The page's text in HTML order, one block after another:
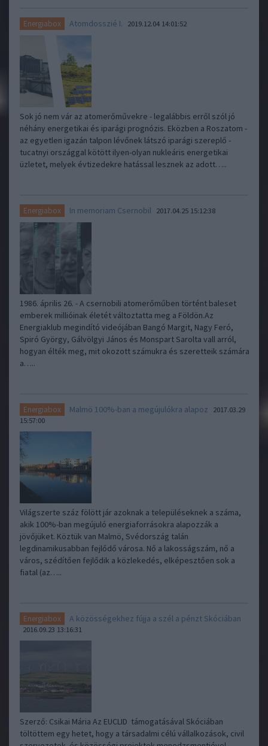
Energiabox Atomdosszié I. 2019.12.04 14:01:52
Sok jó nem vár az atomerőművekre - legalábbis erről szól jó
néhány energetikai és iparági prognózis. Eközben a Roszatom -
az egyetlen igazán talpon lévőnek látszó iparági szereplő -
tucatnyi országgal kötött ilyen-olyan nukleáris energetikai
üzletet, melyek évtizedekre hatással lesznek az adott…..
Energiabox In memoriam Csernobil 2017.04.25 15:12:38
1986. április 26. - A csernobili atomerőműben történt baleset
emberek millióinak életét változtatta meg a Földön.Az
Energiaklub megindító videójában Bangó Margit, Nagy Feró,
Spiró György, Gálvölgyi János és Monspart Sarolta vall arról,
hogyan élték meg, mit okozott számukra és szeretteik számára
a…..
Energiabox Malmö 100%-ban a megújulókra alapoz
2017.03.29
15:57:00
Világszerte száz fölött jár azoknak a településeknek a száma,
akik 100%-ban megújuló energiaforrásokra alapozzák a
jövőjüket. Köztük van Malmö, Svédország talán
legdinamikusabban fejlődő városa. Nő a lakosságszám, nő a
város, szédítően fejlődik a közlekedés, elképesztően sok a
fiatal (az…..
Energiabox A közösségekhez fújja a szél a pénzt Skóciában
2016.09.23 13:16:31
Szerző: Csikai Mária Az EUCLID támogatásával Skóciában
töltöttem egy hetet, hogy a társadalmi célú vállalkozások, civil